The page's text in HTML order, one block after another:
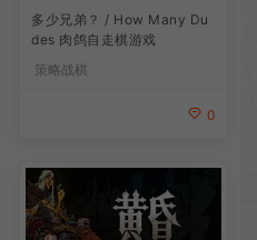
多少兄弟？ / How Many Du
des 肉鸽自走棋游戏
策略战棋
0